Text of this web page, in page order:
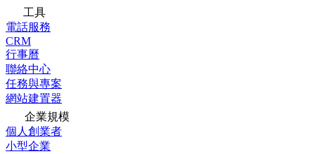
工具
電話服務
CRM
行事曆
聯絡中心
任務與專案
網站建置器
企業規模
個人創業者
小型企業